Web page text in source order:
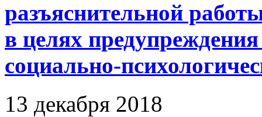
разъяснительной
в целях
социально-
13 декабря 2018